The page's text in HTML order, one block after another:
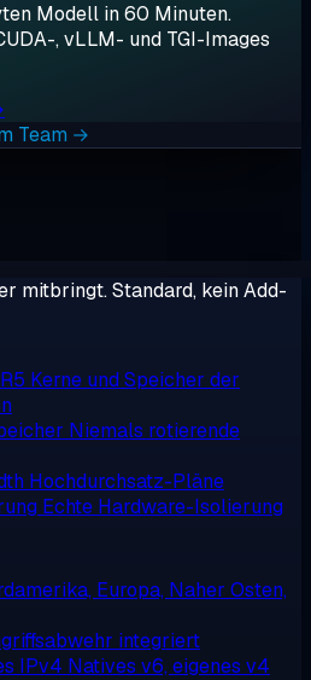
Modell in 60 Minuten.
, vLLM- und TGI-Images
Team →
mitbringt. Standard, kein Add-
Kerne und Speicher der
Niemals rotierende
Hochdurchsatz-Pläne
Echte Hardware-Isolierung
Europa, Naher Osten,
integriert
IPv4 Natives v6, eigenes v4